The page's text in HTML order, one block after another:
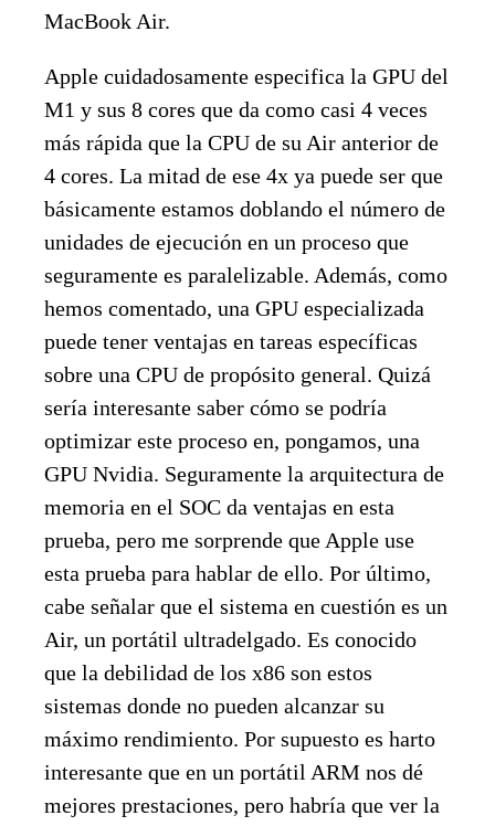
MacBook Air.
Apple cuidadosamente especifica la GPU del
M1 y sus 8 cores que da como casi 4 veces
más rápida que la CPU de su Air anterior de
4 cores. La mitad de ese 4x ya puede ser que
básicamente estamos doblando el número de
unidades de ejecución en un proceso que
seguramente es paralelizable. Además, como
hemos comentado, una GPU especializada
puede tener ventajas en tareas específicas
sobre una CPU de propósito general. Quizá
sería interesante saber cómo se podría
optimizar este proceso en, pongamos, una
GPU Nvidia. Seguramente la arquitectura de
memoria en el SOC da ventajas en esta
prueba, pero me sorprende que Apple use
esta prueba para hablar de ello. Por último,
cabe señalar que el sistema en cuestión es un
Air, un portátil ultradelgado. Es conocido
que la debilidad de los x86 son estos
sistemas donde no pueden alcanzar su
máximo rendimiento. Por supuesto es harto
interesante que en un portátil ARM nos dé
mejores prestaciones, pero habría que ver la